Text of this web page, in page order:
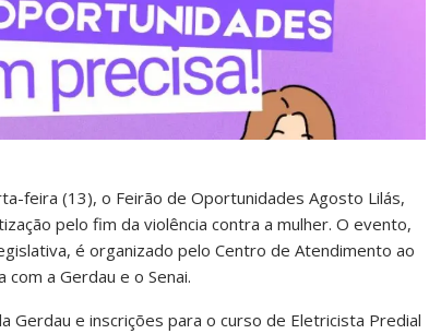
feira (13), o Feirão de Oportunidades Agosto Lilás,
pelo fim da violência contra a mulher. O evento,
é organizado pelo Centro de Atendimento ao
com a Gerdau e o Senai.
Gerdau e inscrições para o curso de Eletricista Predial